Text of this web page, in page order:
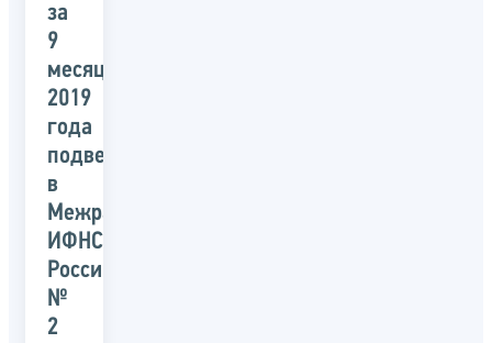
за
9
месяцев
2019
года
подвели
в
Межрайонной
ИФНС
России
№
2